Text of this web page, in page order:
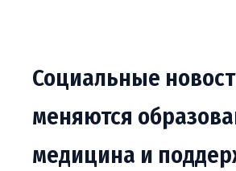
Социальные
меняются
медицина и